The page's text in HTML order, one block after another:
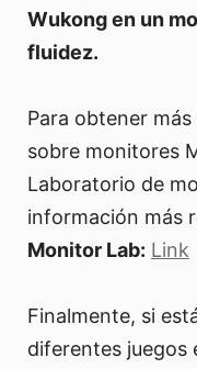
Wukong en un
fluidez.
Para obtener
sobre monitores
Laboratorio de
información más
Monitor Lab: Link
Finalmente, si
diferentes juegos